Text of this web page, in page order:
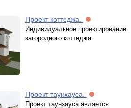
Проект коттеджа.
Индивидуальное проектирование
загородного коттеджа.
Проект таунхауса.
Проект таунхауса является